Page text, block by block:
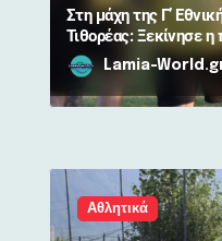
Στη μάχη της Γ’
Τιθορέας: Ξεκίνησε η
Lamia-
Αθλητικά